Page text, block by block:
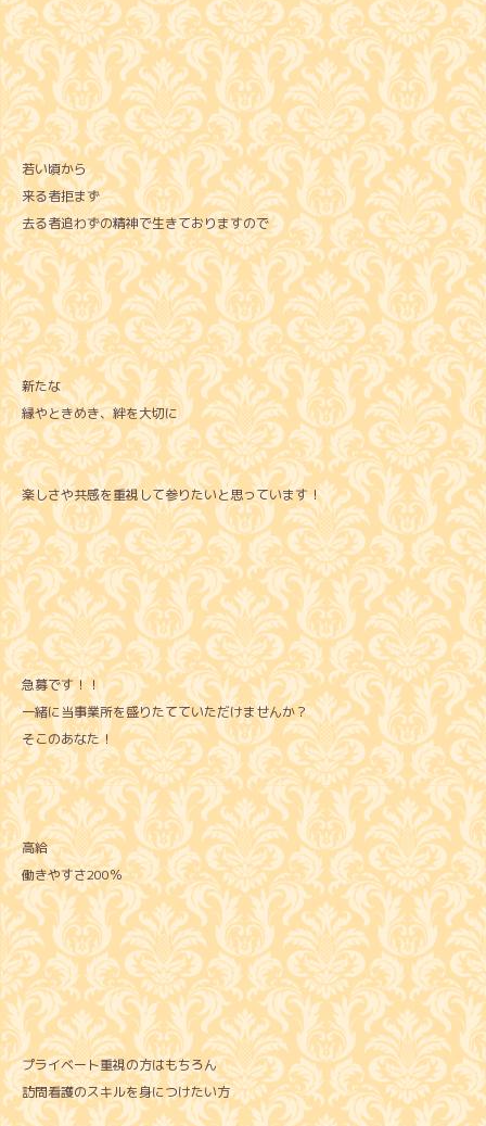
若い頃から
来る者拒まず
去る者追わずの精神で生きておりますので
新たな
縁やときめき、絆を大切に
楽しさや共感を重視して参りたいと思っています！
急募です！！
一緒に当事業所を盛りたてていただけませんか？
そこのあなた！
高給
働きやすさ200％
プライベート重視の方はもちろん
訪問看護のスキルを身につけたい方